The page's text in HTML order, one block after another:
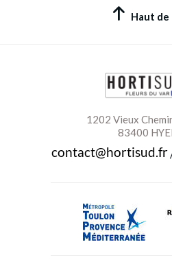
Haut de
1202 Vieux
83400